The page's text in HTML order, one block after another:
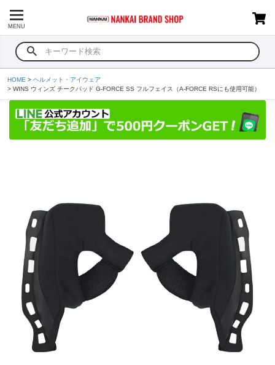
MENU
HOME
ヘルメット・アイウェア
WINS ウィンズ チークパッド G-FORCE SS フルフェイス（A-FORCE RSにも使用可能）